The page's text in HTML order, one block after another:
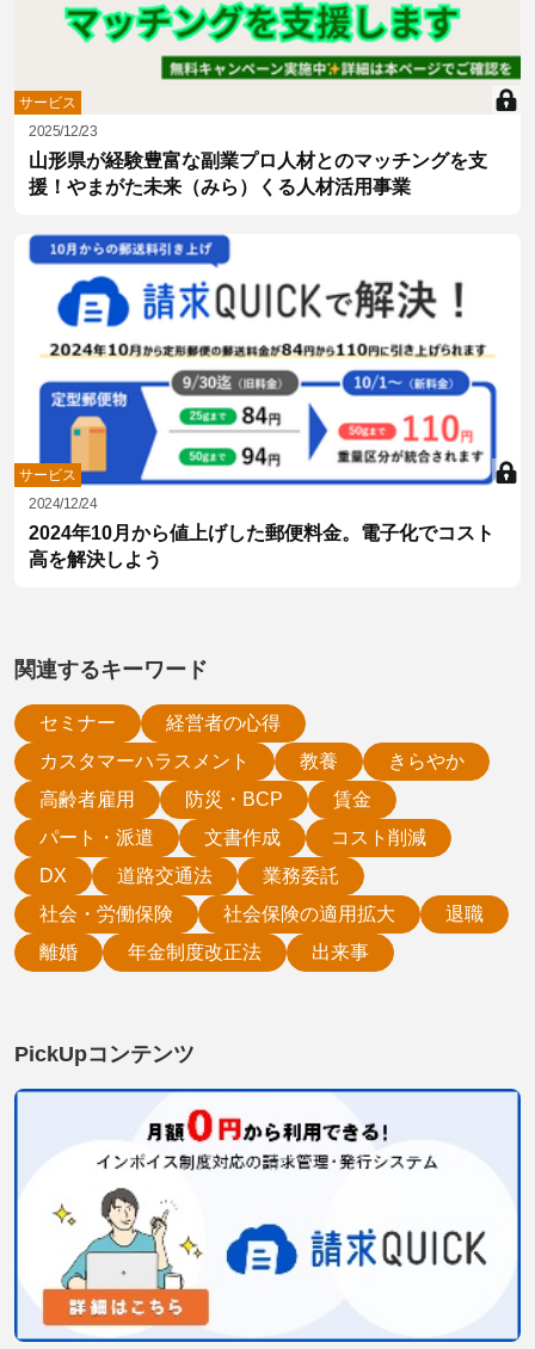
サービス
2025/12/23
山形県が経験豊富な副業プロ人材とのマッチングを支
援！やまがた未来（みら）くる人材活用事業
サービス
2024/12/24
2024年10月から値上げした郵便料金。電子化でコスト
高を解決しよう
関連するキーワード
セミナー
経営者の心得
カスタマーハラスメント
教養
きらやか
高齢者雇用
防災・BCP
賃金
パート・派遣
文書作成
コスト削減
DX
道路交通法
業務委託
社会・労働保険
社会保険の適用拡大
退職
離婚
年金制度改正法 出来事
PickUpコンテンツ